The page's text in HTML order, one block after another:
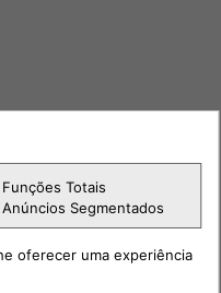
Funções Totais
Anúncios Segmentados
oferecer uma experiência